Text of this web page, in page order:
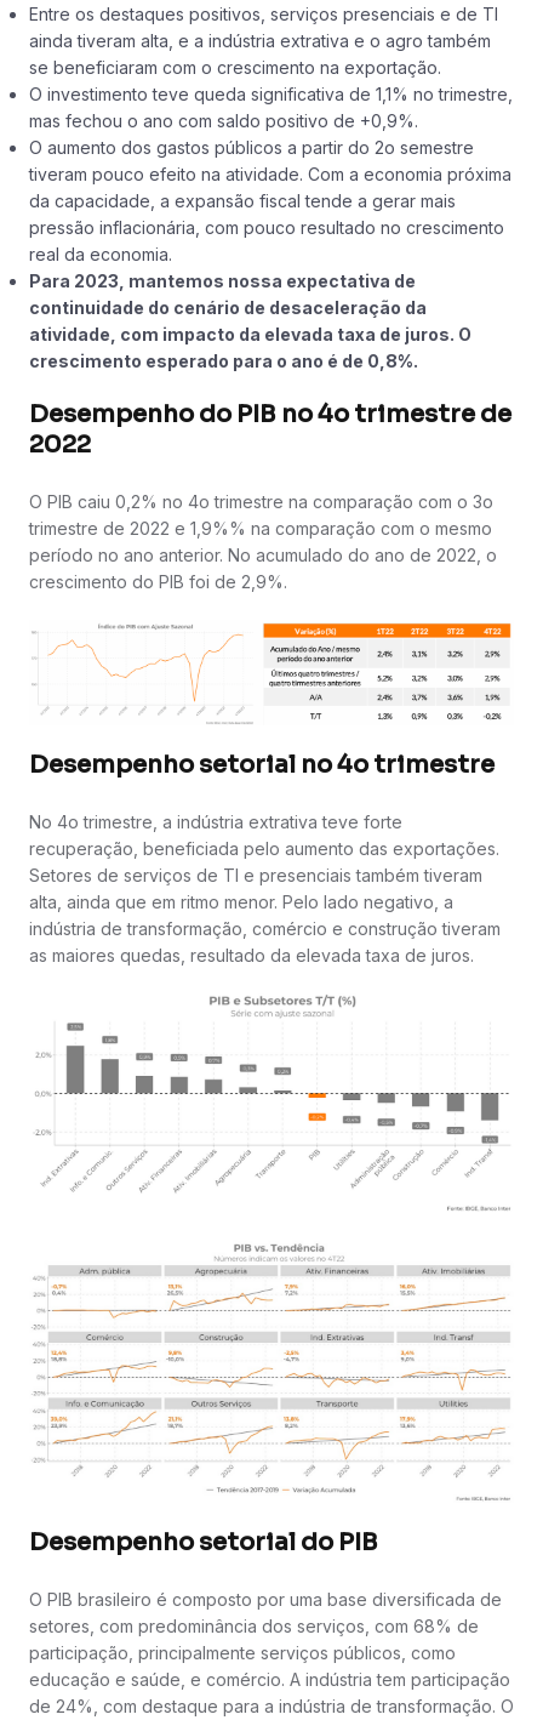
Entre os destaques positivos, serviços presenciais e de TI
ainda tiveram alta, e a indústria extrativa e o agro também
se beneficiaram com o crescimento na exportação.
O investimento teve queda significativa de 1,1% no trimestre,
mas fechou o ano com saldo positivo de +0,9%.
O aumento dos gastos públicos a partir do 2o semestre
tiveram pouco efeito na atividade. Com a economia próxima
da capacidade, a expansão fiscal tende a gerar mais
pressão inflacionária, com pouco resultado no crescimento
real da economia.
Para 2023, mantemos nossa expectativa de
continuidade do cenário de desaceleração da
atividade, com impacto da elevada taxa de juros. O
crescimento esperado para o ano é de 0,8%.
Desempenho do PIB no 4o trimestre de
2022
O PIB caiu 0,2% no 4o trimestre na comparação com o 3o
trimestre de 2022 e 1,9%% na comparação com o mesmo
período no ano anterior. No acumulado do ano de 2022, o
crescimento do PIB foi de 2,9%.
Desempenho setorial no 4o trimestre
No 4o trimestre, a indústria extrativa teve forte
recuperação, beneficiada pelo aumento das exportações.
Setores de serviços de TI e presenciais também tiveram
alta, ainda que em ritmo menor. Pelo lado negativo, a
indústria de transformação, comércio e construção tiveram
as maiores quedas, resultado da elevada taxa de juros.
Desempenho setorial do PIB
O PIB brasileiro é composto por uma base diversificada de
setores, com predominância dos serviços, com 68% de
participação, principalmente serviços públicos, como
educação e saúde, e comércio. A indústria tem participação
de 24%, com destaque para a indústria de transformação. O